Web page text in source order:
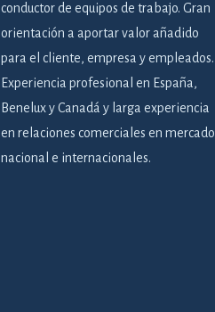
conductor de equipos de trabajo. Gran
orientación a aportar valor añadido
para el cliente, empresa y empleados.
Experiencia profesional en España,
Benelux y Canadá y larga experiencia
en relaciones comerciales en mercado
nacional e internacionales.